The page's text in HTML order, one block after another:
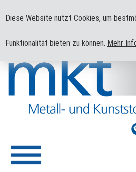
Diese Website nutzt Cookies, um
Funktionalität bieten zu können. Mehr
mkt - Ihr Partner für